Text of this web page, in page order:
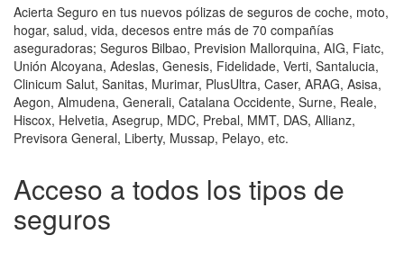
Acierta Seguro en tus nuevos pólizas de seguros de coche, moto,
hogar, salud, vida, decesos entre más de 70 compañías
aseguradoras; Seguros Bilbao, Prevision Mallorquina, AIG, Fiatc,
Unión Alcoyana, Adeslas, Genesis, Fidelidade, Verti, Santalucia,
Clinicum Salut, Sanitas, Murimar, PlusUltra, Caser, ARAG, Asisa,
Aegon, Almudena, Generali, Catalana Occidente, Surne, Reale,
Hiscox, Helvetia, Asegrup, MDC, Prebal, MMT, DAS, Allianz,
Previsora General, Liberty, Mussap, Pelayo, etc.
Acceso a todos los tipos de
seguros